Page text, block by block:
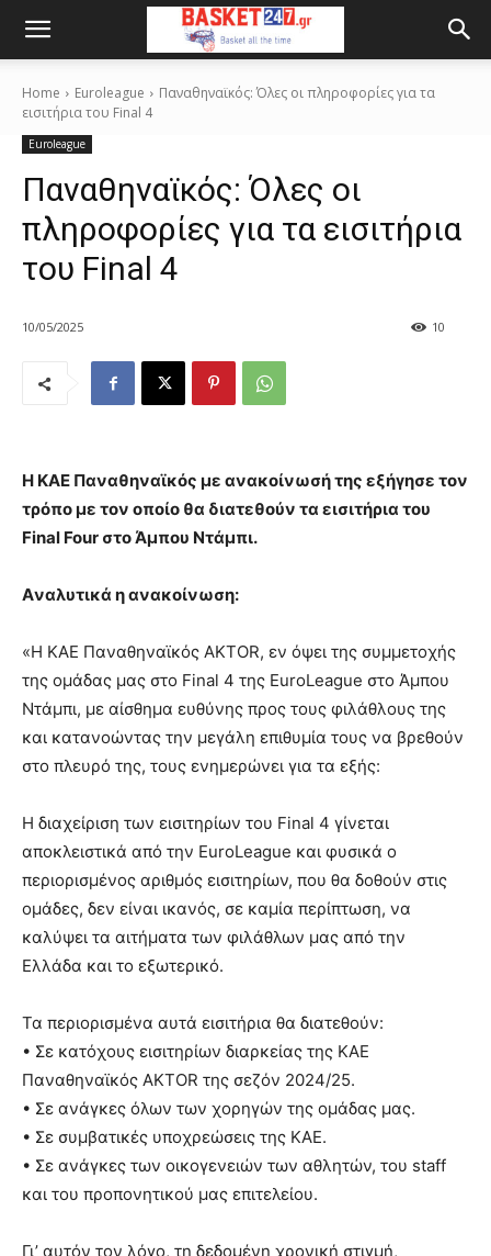
Home Euroleague
Παναθηναϊκός: Όλες οι πληροφορίες για τα
εισιτήρια του Final 4
Euroleague
Παναθηναϊκός: Όλες οι
πληροφορίες για τα εισιτήρια
του Final 4
10/05/2025 10
Η ΚΑΕ Παναθηναϊκός με ανακοίνωσή της εξήγησε τον
τρόπο με τον οποίο θα διατεθούν τα εισιτήρια του
Final Four στο Άμπου Ντάμπι.
Aναλυτικά η ανακοίνωση:
«Η ΚΑΕ Παναθηναϊκός AKTOR, εν όψει της συμμετοχής
της ομάδας μας στο Final 4 της EuroLeague στο Άμπου
Ντάμπι, με αίσθημα ευθύνης προς τους φιλάθλους της
και κατανοώντας την μεγάλη επιθυμία τους να βρεθούν
στο πλευρό της, τους ενημερώνει για τα εξής:
Η διαχείριση των εισιτηρίων του Final 4 γίνεται
αποκλειστικά από την EuroLeague και φυσικά ο
περιορισμένος αριθμός εισιτηρίων, που θα δοθούν στις
ομάδες, δεν είναι ικανός, σε καμία περίπτωση, να
καλύψει τα αιτήματα των φιλάθλων μας από την
Ελλάδα και το εξωτερικό.
Τα περιορισμένα αυτά εισιτήρια θα διατεθούν:
• Σε κατόχους εισιτηρίων διαρκείας της ΚΑΕ
Παναθηναϊκός AKTOR της σεζόν 2024/25.
• Σε ανάγκες όλων των χορηγών της ομάδας μας.
• Σε συμβατικές υποχρεώσεις της ΚΑΕ.
• Σε ανάγκες των οικογενειών των αθλητών, του staff
και του προπονητικού μας επιτελείου.
Γι’ αυτόν τον λόγο, τη δεδομένη χρονική στιγμή,